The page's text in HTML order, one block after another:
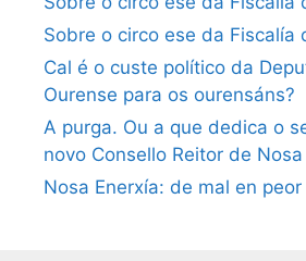
Sobre o circo ese da Fiscalía
Cal é o custe político da
Ourense para os ourensáns?
A purga. Ou a que dedica o
novo Consello Reitor de Nosa
Nosa Enerxía: de mal en peor